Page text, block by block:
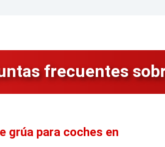
frecuentes
grúa para coches en